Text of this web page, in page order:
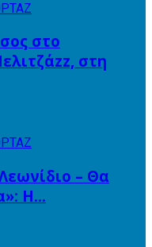
στο
στη
– Θα
Η…